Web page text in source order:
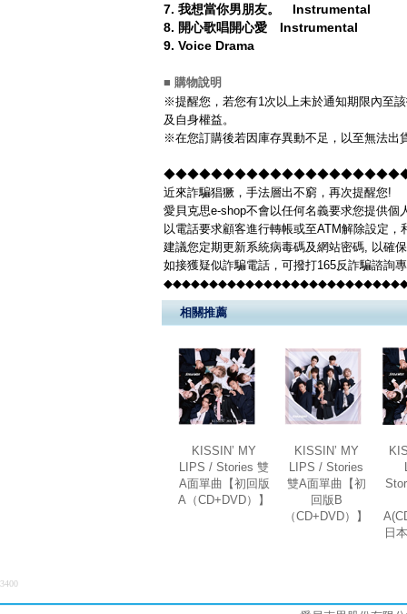
7. 我想當你男朋友。 Instrumental
8. 開心歌唱開心愛 Instrumental
9. Voice Drama
■ 購物說明
※提醒您，若您有1次以上未於通知期限內至
及自身權益。
※在您訂購後若因庫存異動不足，以至無法出
◆◆◆◆◆◆◆◆◆◆◆◆◆◆◆◆◆◆◆◆◆◆◆◆
近來詐騙猖獗，手法層出不窮，再次提醒您!
愛貝克思e-shop不會以任何名義要求您提供個
以電話要求顧客進行轉帳或至ATM解除設定
建議您定期更新系統病毒碼及網站密碼, 以確
如接獲疑似詐騙電話，可撥打165反詐騙諮詢
相關推薦
KISSIN’ MY
LIPS / Stories 雙
A面單曲【初回版
A（CD+DVD）】
KISSIN’ MY
LIPS / Stories
雙A面單曲【初
回版B
（CD+DVD）】
日
3400